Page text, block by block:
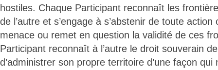
hostiles. Chaque Participant reconnaît les
de l’autre et s’engage à s’abstenir de toute
menace ou remet en question la validité de ces
Participant reconnaît à l’autre le droit souverain
d’administrer son propre territoire d’une façon qui